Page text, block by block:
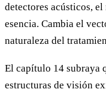
detectores acústicos,
esencia. Cambia el
naturaleza del
El capítulo 14 subraya
estructuras de visión